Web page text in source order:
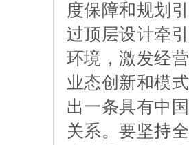
度保障和规划
过顶层设计牵
环境，激发经
业态创新和模
出一条具有中
关系。要坚持